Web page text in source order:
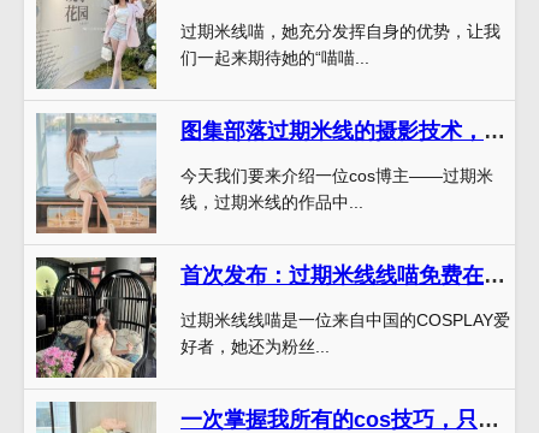
过期米线喵，她充分发挥自身的优势，让我
们一起来期待她的“喵喵...
图集部落过期米线的摄影技术，照片中充满灵动的美感
今天我们要来介绍一位cos博主——过期米
线，过期米线的作品中...
首次发布：过期米线线喵免费在线鉴赏高清原图
过期米线线喵是一位来自中国的COSPLAY爱
好者，她还为粉丝...
一次掌握我所有的cos技巧，只需下载《过期米线线喵图集2023》更新